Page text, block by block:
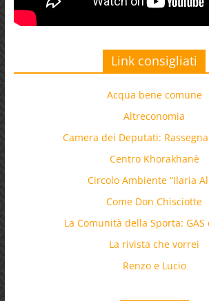
Link consigliati
Acqua bene comune
Altreconomia
Camera dei Deputati:
Centro Khorakhanè
Circolo Ambiente “Ilaria
Come Don Chisciotte
La Comunità della Sporta: GAS
La rivista che vorrei
Renzo e Lucio